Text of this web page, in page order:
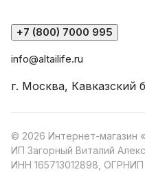
+7 (800) 7000 995
info@altailife.ru
г. Москва, Кавказский
© 2026 Интернет-магазин
ИП Загорный Виталий
ИНН 165713012898, ОГРНИП